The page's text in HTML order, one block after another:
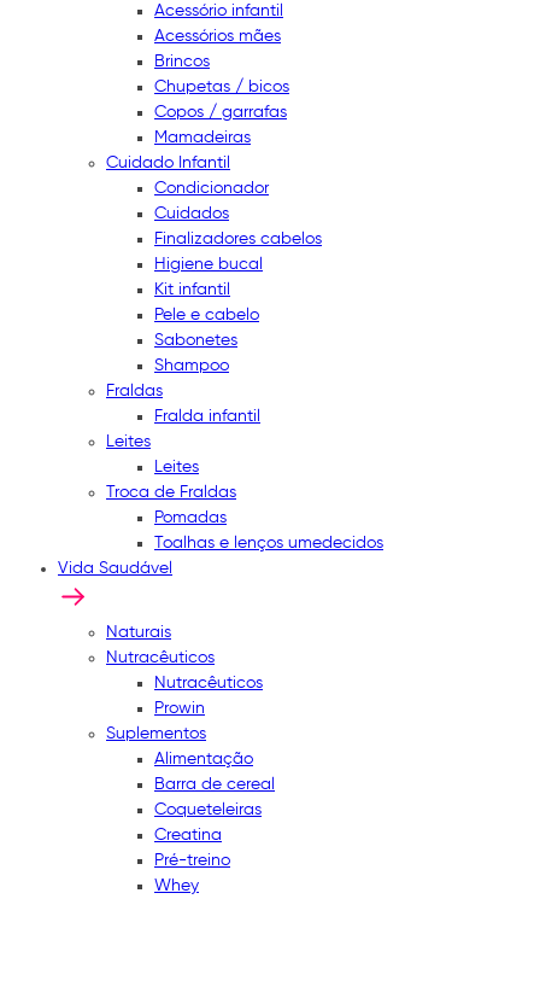
Acessório infantil
Acessórios mães
Brincos
Chupetas / bicos
Copos / garrafas
Mamadeiras
Cuidado Infantil
Condicionador
Cuidados
Finalizadores cabelos
Higiene bucal
Kit infantil
Pele e cabelo
Sabonetes
Shampoo
Fraldas
Fralda infantil
Leites
Leites
Troca de Fraldas
Pomadas
Toalhas e lenços umedecidos
Vida Saudável
Naturais
Nutracêuticos
Nutracêuticos
Prowin
Suplementos
Alimentação
Barra de cereal
Coqueteleiras
Creatina
Pré-treino
Whey